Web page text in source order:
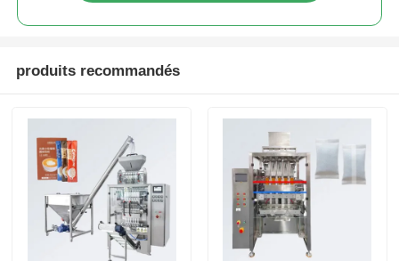
Machine d'emballage de poudre
Services de transformation des emballages
Matériau d'emballage
Ligne de production spécialisée
produits recommandés